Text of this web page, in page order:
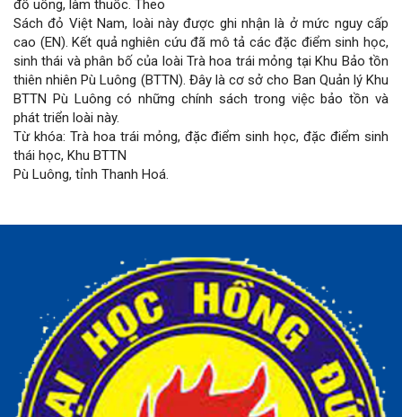
của
bài
viết
đồ uống, làm thuốc. Theo
Sách đỏ Việt Nam, loài này được ghi nhận là ở mức nguy cấp
cao (EN). Kết quả nghiên cứu đã mô tả các đặc điểm sinh học,
sinh thái và phân bố của loài Trà hoa trái mỏng tại Khu Bảo tồn
thiên nhiên Pù Luông (BTTN). Đây là cơ sở cho Ban Quản lý Khu
BTTN Pù Luông có những chính sách trong việc bảo tồn và
phát triển loài này.
Từ khóa: Trà hoa trái mỏng, đặc điểm sinh học, đặc điểm sinh
thái học, Khu BTTN
Pù Luông, tỉnh Thanh Hoá.
viết